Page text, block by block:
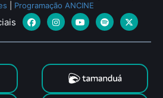
Programação ANCINE